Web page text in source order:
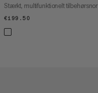
Stærkt, multifunktionelt tilbehørsnor
€199.50